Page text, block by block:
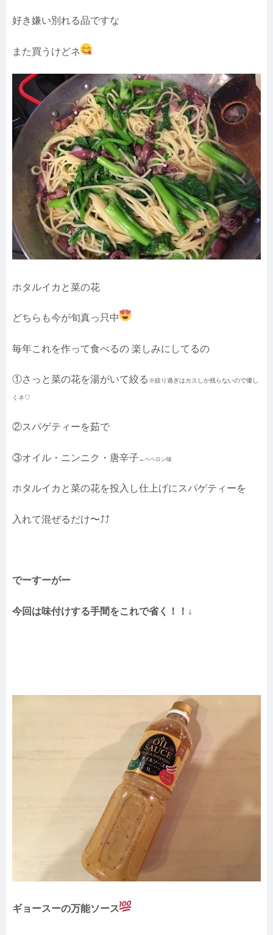
好き嫌い別れる品ですな
また買うけどネ
ホタルイカと菜の花
どちらも今が旬真っ只中
毎年これを作って食べるの 楽しみにしてるの
①さっと菜の花を湯がいて絞る ※絞り過ぎはカスしか残らないので優し
くネ♡
②スパゲティーを茹で
③オイル・ニンニク・唐辛子 ←ペペロン味
ホタルイカと菜の花を投入し仕上げにスパゲティーを
入れて混ぜるだけ〜⤴︎⤴︎
でーすーがー
今回は味付けする手間をこれで省く！！↓
ギョースーの万能ソース